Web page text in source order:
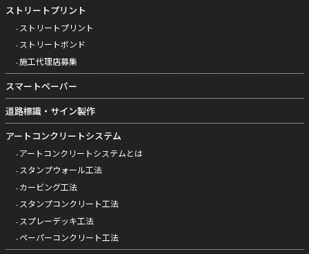
ストリートプリント
ストリートプリント
ストリートボンド
施工代理店募集
スマートペーパー
道路標識・サイン製作
アートコンクリートシステム
アートコンクリートシステムとは
スタンプウォール工法
カービング工法
スタンプコンクリート工法
スプレーデッキ工法
ペーパーコンクリート工法